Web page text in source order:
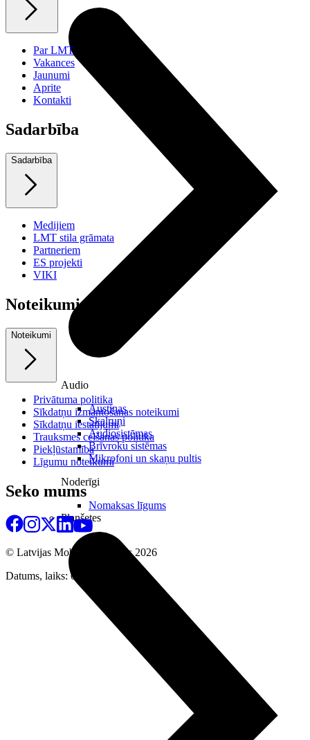
Audio
Austiņas
Skaļruņi
Audiosistēmas
Brīvroku sistēmas
Mikrofoni un skaņu pultis
Noderīgi
Nomaksas līgums
Planšetes
Par LMT
Vakances
Jaunumi
Aprite
Kontakti
Sadarbība
Sadarbība
Medijiem
LMT stila grāmata
Partneriem
ES projekti
VIKI
Noteikumi
Noteikumi
Privātuma politika
Sīkdatņu izmantošanas noteikumi
Sīkdatņu iestatījumi
Trauksmes celšanas politika
Piekļūstamība
Līgumu noteikumi
Seko mums
© Latvijas Mobilais Telefons2026
Datums, laiks: 07.08.2026 23:19